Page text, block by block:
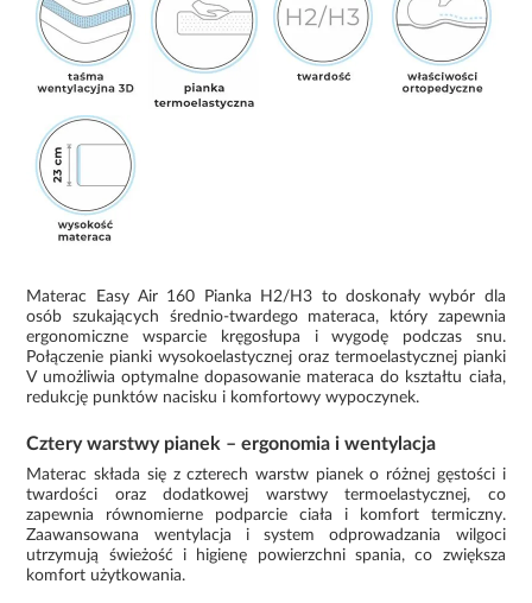
Materac Easy Air 160 Pianka H2/H3 to doskonały wybór dla
osób szukających średnio-twardego materaca, który zapewnia
ergonomiczne wsparcie kręgosłupa i wygodę podczas snu.
Połączenie pianki wysokoelastycznej oraz termoelastycznej pianki
V umożliwia optymalne dopasowanie materaca do kształtu ciała,
redukcję punktów nacisku i komfortowy wypoczynek.
Cztery warstwy pianek – ergonomia i wentylacja
Materac składa się z czterech warstw pianek o różnej gęstości i
twardości oraz dodatkowej warstwy termoelastycznej, co
zapewnia równomierne podparcie ciała i komfort termiczny.
Zaawansowana wentylacja i system odprowadzania wilgoci
utrzymują świeżość i higienę powierzchni spania, co zwiększa
komfort użytkowania.